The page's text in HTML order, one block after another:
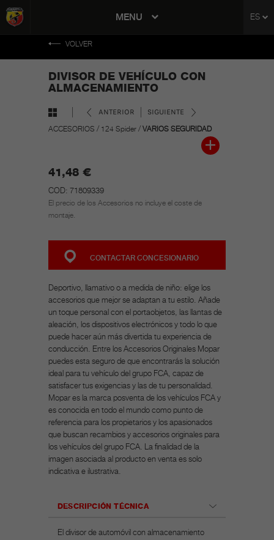
MENU ES
VOLVER
DIVISOR DE VEHÍCULO CON
ALMACENAMIENTO
ANTERIOR SIGUIENTE
ACCESORIOS / 124 Spider / VARIOS SEGURIDAD
41,48 €
COD: 71809339
El precio de los Accesorios no incluye el coste de
montaje.
CONTACTAR CONCESIONARIO
Deportivo, llamativo o a medida de niño: elige los
accesorios que mejor se adaptan a tu estilo. Añade
un toque personal con el portaobjetos, las llantas de
aleación, los dispositivos electrónicos y todo lo que
puede hacer aún más divertida tu experiencia de
conducción. Entre los Accesorios Originales Mopar
puedes esta seguro de que encontrarás la solución
ideal para tu vehículo del grupo FCA, capaz de
satisfacer tus exigencias y las de tu personalidad.
Mopar es la marca posventa de los vehículos FCA y
es conocida en todo el mundo como punto de
referencia para los propietarios y los apasionados
que buscan recambios y accesorios originales para
los vehículos del grupo FCA. La finalidad de la
imagen asociada al producto en venta es solo
indicativa e ilustrativa.
DESCRIPCIÓN TÉCNICA
El divisor de automóvil con almacenamiento